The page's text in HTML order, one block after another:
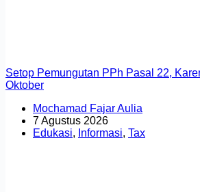
Setop Pemungutan PPh Pasal 22,
Oktober
Mochamad Fajar Aulia
7 Agustus 2026
Edukasi, Informasi, Tax